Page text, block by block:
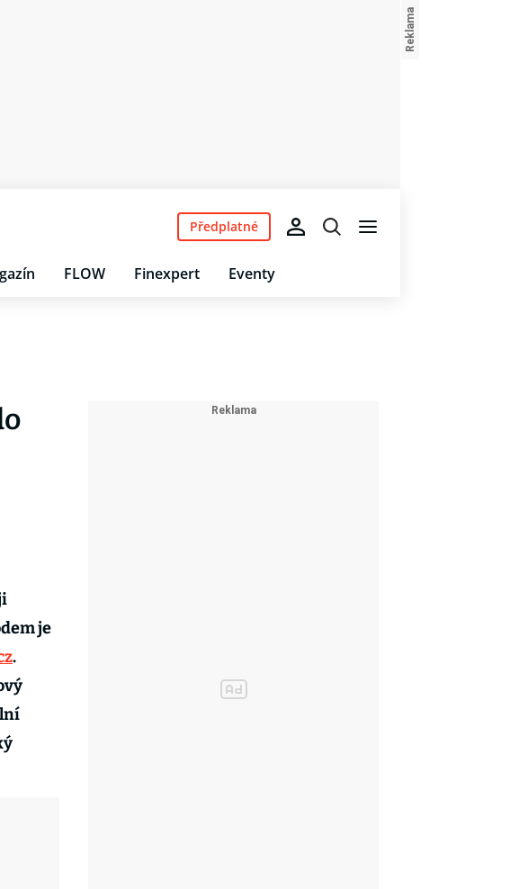
FLOW Finexpert Eventy
Předplatné
je
.